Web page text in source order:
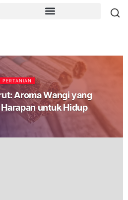
PERTANIAN
Aroma Wangi yang
untuk Hidup